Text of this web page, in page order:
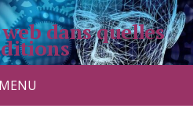
dans quelles
MENU